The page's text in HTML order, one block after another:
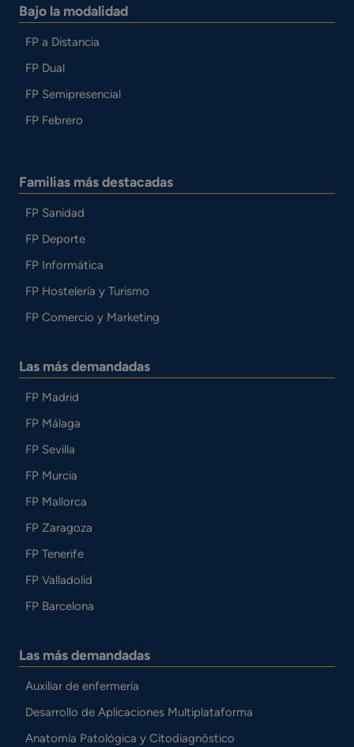
Bajo la modalidad
FP a Distancia
FP Dual
FP Semipresencial
FP Febrero
Familias más destacadas
FP Sanidad
FP Deporte
FP Informática
FP Hostelería y Turismo
FP Comercio y Marketing
Las más demandadas
FP Madrid
FP Málaga
FP Sevilla
FP Murcia
FP Mallorca
FP Zaragoza
FP Tenerife
FP Valladolid
FP Barcelona
Las más demandadas
Auxiliar de enfermería
Desarrollo de Aplicaciones Multiplataforma
Anatomía Patológica y Citodiagnóstico